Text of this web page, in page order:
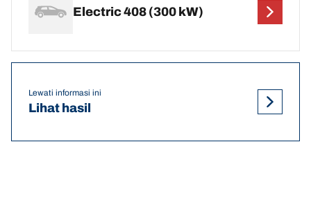
Electric 408 (300 kW)
Lewati informasi ini
Lihat hasil